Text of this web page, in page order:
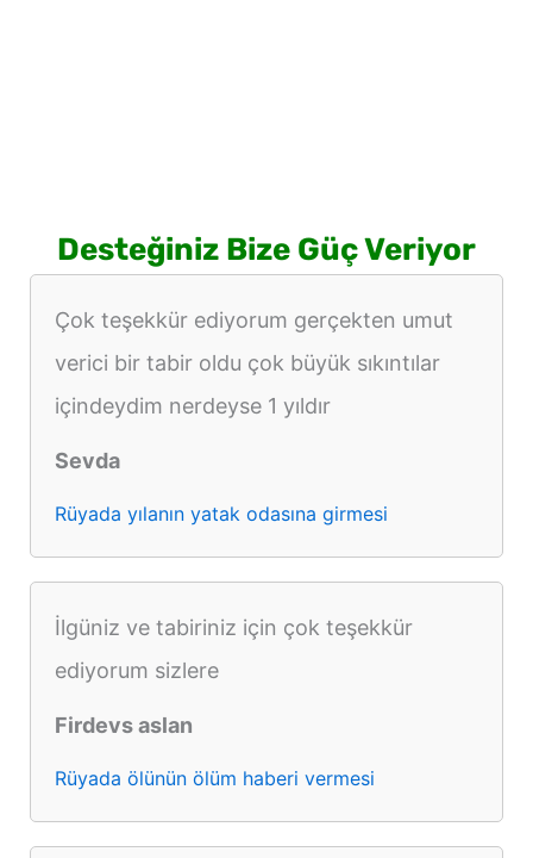
Desteğiniz Bize Güç Veriyor
Çok teşekkür ediyorum gerçekten umut
verici bir tabir oldu çok büyük sıkıntılar
içindeydim nerdeyse 1 yıldır
Sevda
Rüyada yılanın yatak odasına girmesi
İlgüniz ve tabiriniz için çok teşekkür
ediyorum sizlere
Firdevs aslan
Rüyada ölünün ölüm haberi vermesi